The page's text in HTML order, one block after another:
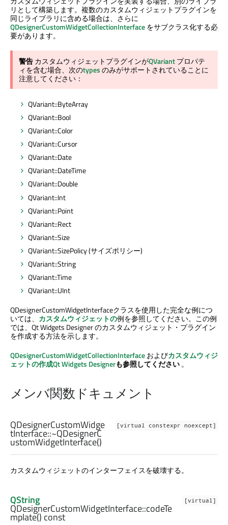
リとして構築します。複数のカスタムウィジェットプラグインを
同じライブラリに含める場合は、さらに
QDesignerCustomWidgetCollectionInterfaceをサブクラス化する必
要があります。
警告カスタムウィジェットプラグインがQVariantプロパテ
ィを含む場合、次のtypesのみがサポートされていることに
注意してください：
QVariant::ByteArray
QVariant::Bool
QVariant::Color
QVariant::Cursor
QVariant::Date
QVariant::DateTime
QVariant::Double
QVariant::Int
QVariant::Point
QVariant::Rect
QVariant::Size
QVariant::SizePolicy (サイズポリシー)
QVariant::String
QVariant::Time
QVariant::UInt
QDesignerCustomWidgetInterfaceクラスを使用した完全な例につ
いては、 カスタムウィジェットの例を参照してください。この例
では、 Qt Widgets Designerのカスタムウィジェット・プラグイン
を作成する方法を示します。
QDesignerCustomWidgetCollectionInterfaceおよびカスタムウィジ
ェットの作成Qt Widgets Designerも参照してください。
メンバ関数ドキュメント
[virtual constexpr noexcept]
QDesignerCustomWidge
tInterface::~QDesignerC
ustomWidgetInterface()
カスタムウィジェットのインターフェイスを破壊する。
[virtual]
QString
QDesignerCustomWidgetInterface::codeTe
mplate() const